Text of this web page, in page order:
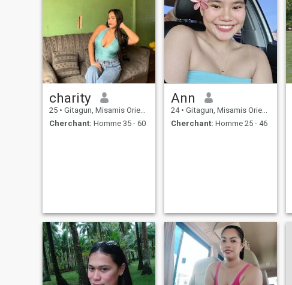
charity
25 • Gitagun, Misamis Oriental, Philippines
Cherchant: Homme 35 - 60
Ann
24 • Gitagun, Misamis Oriental, Philippines
Cherchant: Homme 25 - 46